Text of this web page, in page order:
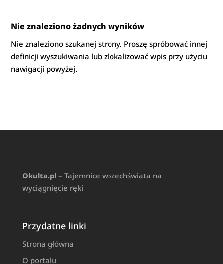
Nie znaleziono żadnych wyników
Nie znaleziono szukanej strony. Proszę spróbować innej
definicji wyszukiwania lub zlokalizować wpis przy użyciu
nawigacji powyżej.
Okulta.pl– Tajemnice wszechświata na
wyciągnięcie ręki
Przydatne linki
Strona główna
O portalu